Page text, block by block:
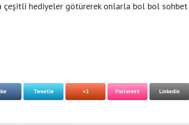
çeşitli hediyeler götürerek onlarla bol bol sohbet
Tweetle +1 Pinterest Linkedin